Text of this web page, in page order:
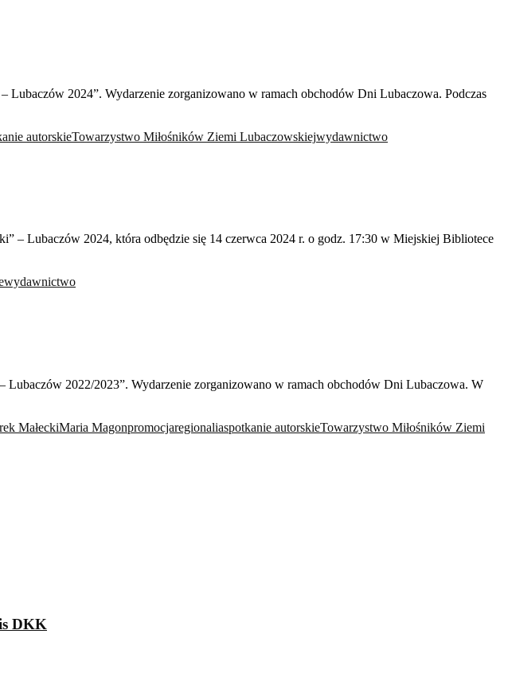
Lubaczów 2024”. Wydarzenie zorganizowano w ramach obchodów Dni Lubaczowa. Podczas
autorskieTowarzystwo Miłośników Ziemi Lubaczowskiejwydawnictwo
– Lubaczów 2024, która odbędzie się 14 czerwca 2024 r. o godz. 17:30 w Miejskiej Bibliotece
wydawnictwo
Lubaczów 2022/2023”. Wydarzenie zorganizowano w ramach obchodów Dni Lubaczowa. W
MałeckiMaria Magonpromocjaregionaliaspotkanie autorskieTowarzystwo Miłośników Ziemi
DKK